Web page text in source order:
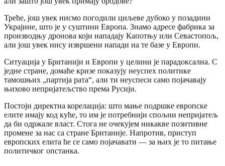
Треће, још увек нисмо погодили циљеве дубоко у позадини
Украјине, што је у суштини Европа. Знамо адресе фабрика за
производњу дронова који нападају Капотњу или Севастопољ,
али још увек нису извршени напади на те базе у Европи.
Ситуација у Британији и Европи у целини је парадоксална. С
једне стране, домаће кризе показују неуспех политике
тамошњих „партија рата“, али ти неуспеси само појачавају
њихово непријатељство према Русији.
Постоји директна корелација: што мање подршке европске
елите имају код куће, то им је потребнији спољни непријатељ
да би одржале власт. Стога не очекујем никакве позитивне
промене за нас са стране Британије. Напротив, приступ
европских елита ће се само појачавати — за њих је то питање
политичког опстанка.